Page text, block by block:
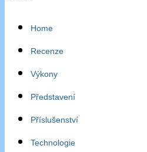
Home
Recenze
Výkony
Představení
Příslušenství
Technologie